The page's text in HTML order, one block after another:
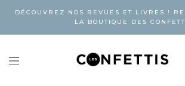
DÉCOUVREZ NOS REVUES ET LIVRES !
LA BOUTIQUE DES